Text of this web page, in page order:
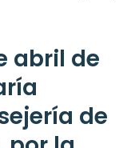
abril de
de